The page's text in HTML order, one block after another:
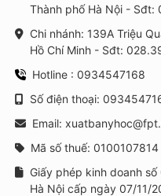
Thành phố Hà Nội - Sđt:
Chi nhánh: 139A Triệu
Hồ Chí Minh - Sđt:
Hotline : 0934547168
Số điện thoại:
Email:
Mã số thuế: 0100107814
Giấy phép kinh doanh
Hà Nội cấp ngày 07/11/